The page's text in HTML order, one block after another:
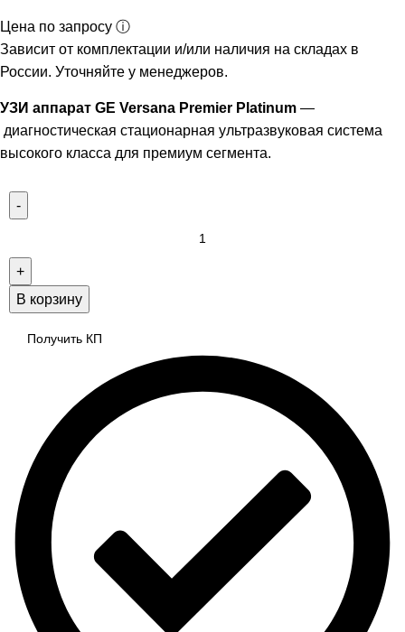
Цена по запросу ⓘ
Зависит от комплектации и/или наличия на складах в
России. Уточняйте у менеджеров.
УЗИ аппарат GE Versana Premier Platinum —
диагностическая стационарная ультразвуковая система
высокого класса для премиум сегмента.
В корзину
Получить КП